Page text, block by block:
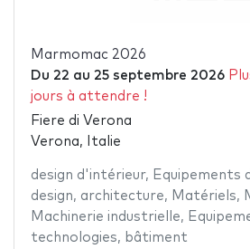
Marmomac 2026
Du 22 au 25 septembre 2026
jours à attendre !
Fiere di Verona
Verona, Italie
design d'intérieur, Equipements
design, architecture, Matériels,
Machinerie industrielle,
technologies, bâtiment